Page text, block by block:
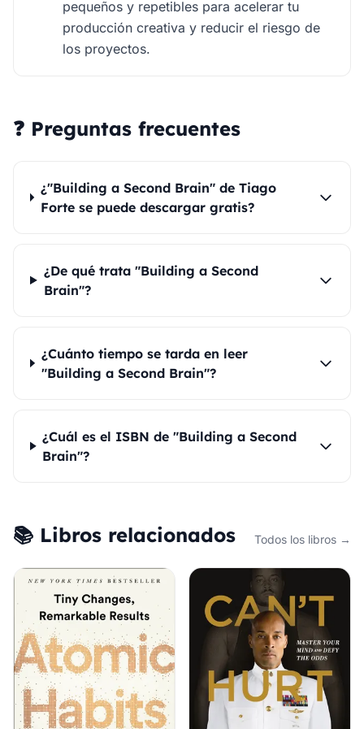
pequeños y repetibles para acelerar tu
producción creativa y reducir el riesgo de
los proyectos.
❓ Preguntas frecuentes
¿"Building a Second Brain" de Tiago
Forte se puede descargar gratis?
¿De qué trata "Building a Second
Brain"?
¿Cuánto tiempo se tarda en leer
"Building a Second Brain"?
¿Cuál es el ISBN de "Building a Second
Brain"?
📚 Libros relacionados Todos los libros →